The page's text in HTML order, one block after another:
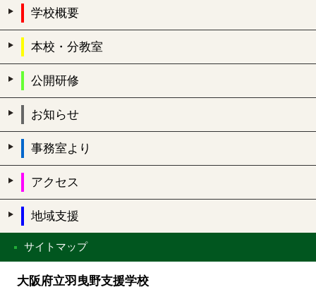
学校概要
本校・分教室
公開研修
お知らせ
事務室より
アクセス
地域支援
サイトマップ
大阪府立羽曳野支援学校